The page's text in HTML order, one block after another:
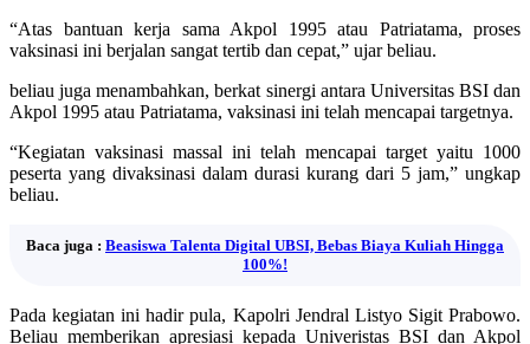
“Atas bantuan kerja sama Akpol 1995 atau Patriatama, proses
vaksinasi ini berjalan sangat tertib dan cepat,” ujar beliau.
beliau juga menambahkan, berkat sinergi antara Universitas BSI dan
Akpol 1995 atau Patriatama, vaksinasi ini telah mencapai targetnya.
“Kegiatan vaksinasi massal ini telah mencapai target yaitu 1000
peserta yang divaksinasi dalam durasi kurang dari 5 jam,” ungkap
beliau.
Baca juga : Beasiswa Talenta Digital UBSI, Bebas Biaya Kuliah Hingga
100%!
Pada kegiatan ini hadir pula, Kapolri Jendral Listyo Sigit Prabowo.
Beliau memberikan apresiasi kepada Univeristas BSI dan Akpol